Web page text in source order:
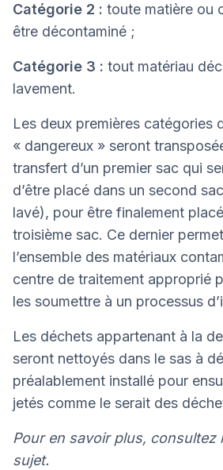
Catégorie 2 : toute matière ou
être décontaminé ;
Catégorie 3 : tout matériau
lavement.
Les deux premières catégories
« dangereux » seront
transfert d’un premier sac qui
d’être placé dans un second
lavé), pour être finalement
troisième sac. Ce dernier
l’ensemble des matériaux
centre de traitement approprié
les soumettre à un processus
Les déchets appartenant à la
seront nettoyés dans le sas à
préalablement installé pour
jetés comme le serait des
Pour en savoir plus, consultez
sujet.